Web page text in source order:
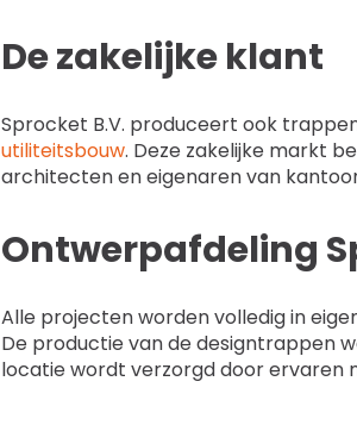
De zakelijke klant
Sprocket B.V. produceert ook
utiliteitsbouw. Deze zakelijke markt
architecten en eigenaren van
Ontwerpafdeling
Alle projecten worden volledig in
De productie van de designtrappen
locatie wordt verzorgd door ervaren